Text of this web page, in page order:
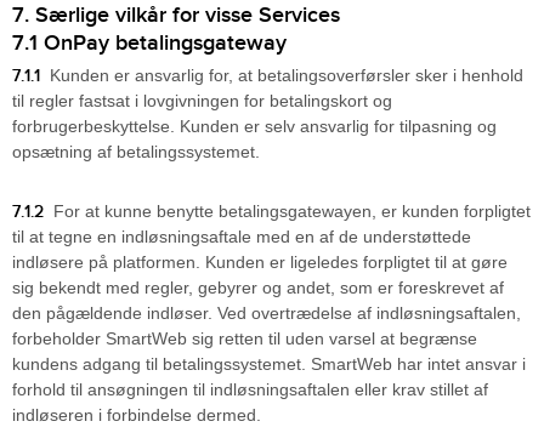
7. Særlige vilkår for visse Services
7.1 OnPay betalingsgateway
7.1.1 Kunden er ansvarlig for, at betalingsoverførsler sker i henhold
til regler fastsat i lovgivningen for betalingskort og
forbrugerbeskyttelse. Kunden er selv ansvarlig for tilpasning og
opsætning af betalingssystemet.
7.1.2 For at kunne benytte betalingsgatewayen, er kunden forpligtet
til at tegne en indløsningsaftale med en af de understøttede
indløsere på platformen. Kunden er ligeledes forpligtet til at gøre
sig bekendt med regler, gebyrer og andet, som er foreskrevet af
den pågældende indløser. Ved overtrædelse af indløsningsaftalen,
forbeholder SmartWeb sig retten til uden varsel at begrænse
kundens adgang til betalingssystemet. SmartWeb har intet ansvar i
forhold til ansøgningen til indløsningsaftalen eller krav stillet af
indløseren i forbindelse dermed.